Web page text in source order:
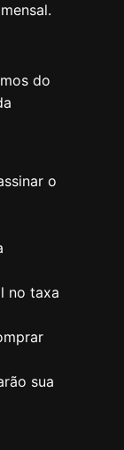
do
o
no taxa
sua